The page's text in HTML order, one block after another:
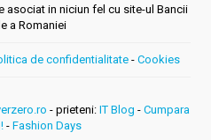
asociat in niciun fel cu site-ul Bancii
a Romaniei
de confidentialitate - Cookies
- prieteni: IT Blog - Cumpara
- Fashion Days